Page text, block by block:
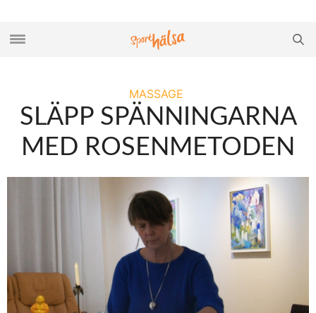
MASSAGE
SLÄPP SPÄNNINGARNA
MED ROSENMETODEN